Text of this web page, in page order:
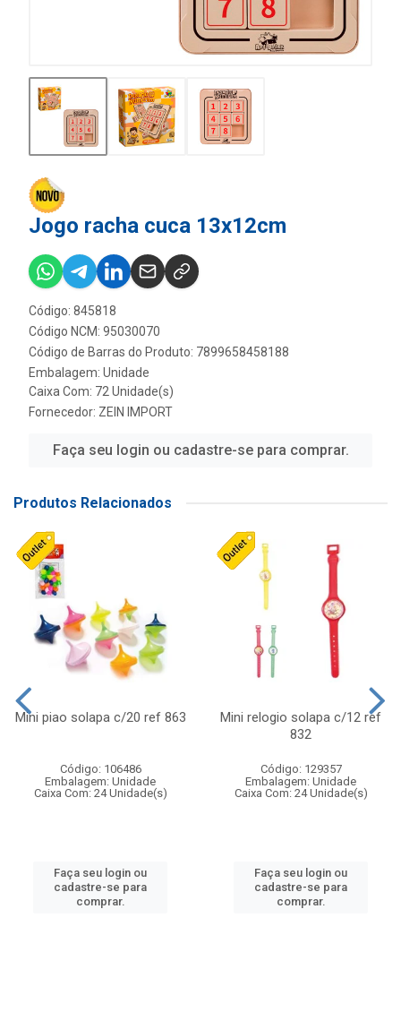
Jogo racha cuca 13x12cm
Código: 845818
Código NCM: 95030070
Código de Barras do Produto: 7899658458188
Embalagem: Unidade
Caixa Com: 72 Unidade(s)
Fornecedor: ZEIN IMPORT
Faça seu login ou cadastre-se para comprar.
Produtos Relacionados
Mini piao solapa c/20 ref 863
Código: 106486
Embalagem: Unidade
Caixa Com: 24 Unidade(s)
Faça seu login ou
cadastre-se para
comprar.
Mini relogio solapa c/12 ref
832
Código: 129357
Embalagem: Unidade
Caixa Com: 24 Unidade(s)
Faça seu login ou
cadastre-se para
comprar.